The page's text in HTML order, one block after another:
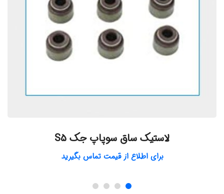
لاستیک ساق سوپاپ جک S5
برای اطلاع از قیمت تماس بگیرید